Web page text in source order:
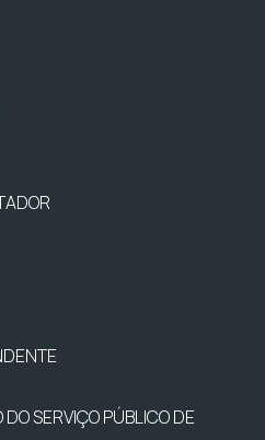
SERVIÇO PÚBLICO DE